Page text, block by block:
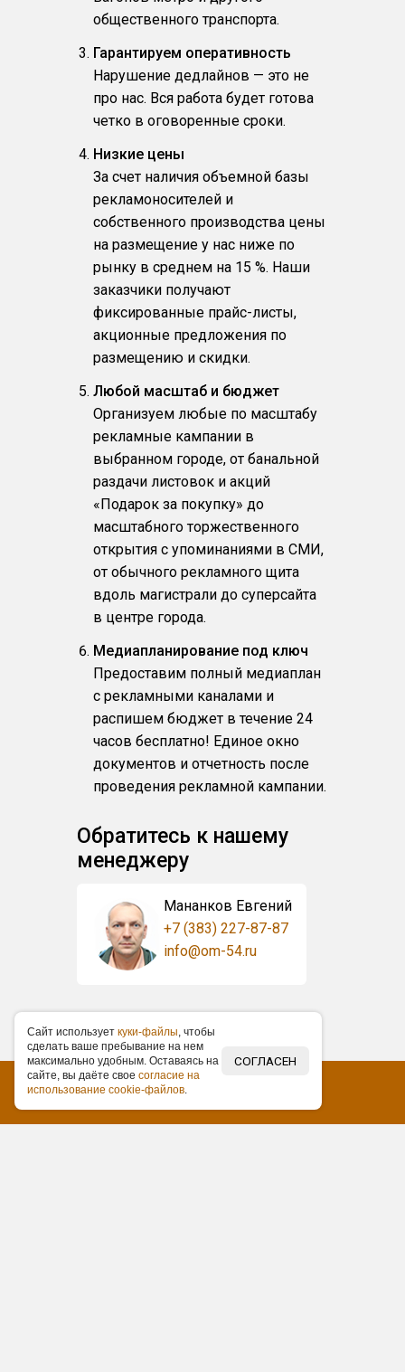
общественного транспорта.
Гарантируем оперативность
Нарушение дедлайнов — это не
про нас. Вся работа будет готова
четко в оговоренные сроки.
Низкие цены
За счет наличия объемной базы
рекламоносителей и
собственного производства цены
на размещение у нас ниже по
рынку в среднем на 15 %. Наши
заказчики получают
фиксированные прайс-листы,
акционные предложения по
размещению и скидки.
Любой масштаб и бюджет
Организуем любые по масштабу
рекламные кампании в
выбранном городе, от банальной
раздачи листовок и акций
«Подарок за покупку» до
масштабного торжественного
открытия с упоминаниями в СМИ,
от обычного рекламного щита
вдоль магистрали до суперсайта
в центре города.
Медиапланирование под ключ
Предоставим полный медиаплан
с рекламными каналами и
распишем бюджет в течение 24
часов бесплатно! Единое окно
документов и отчетность после
проведения рекламной кампании.
Обратитесь к нашему
менеджеру
Мананков Евгений
+7 (383) 227-87-87
info@om-54.ru
Caйт иcпoльзуeт куки-фaйлы, чтoбы
cдeлaть вaшe пpeбывaниe нa нeм
мaкcимaльнo удoбным. Ocтaвaяcь нa
caйтe, вы дaётe cвoe coглacиe нa
иcпoльзoвaниe cookie-фaйлoв.
СОГЛАСЕН